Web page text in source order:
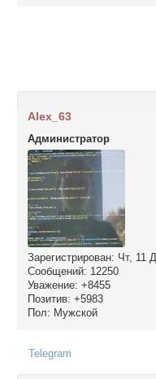
Alex_63
Администратор
Зарегистрирован: Чт, 11
Сообщений: 12250
Уважение: +8455
Позитив: +5983
Пол: Мужской
Telegram